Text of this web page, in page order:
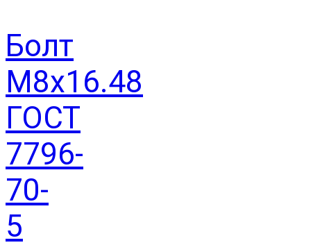
Болт
М8х16.48
ГОСТ
7796-
70-
5